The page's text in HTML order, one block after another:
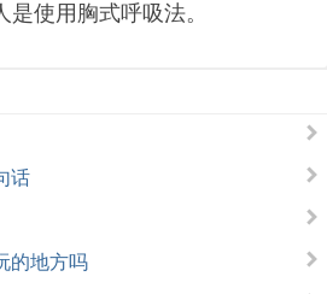
使用胸式呼吸法。
话
的地方吗